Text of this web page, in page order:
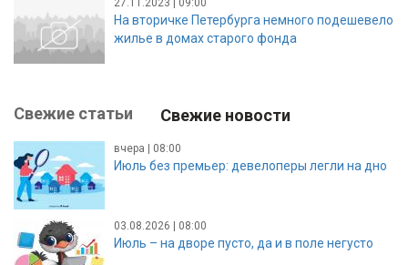
На вторичке Петербурга немного подешевело
жилье в домах старого фонда
Свежие статьи Свежие новости
вчера | 08:00
Июль без премьер: девелоперы легли на дно
03.08.2026 | 08:00
Июль – на дворе пусто, да и в поле негусто